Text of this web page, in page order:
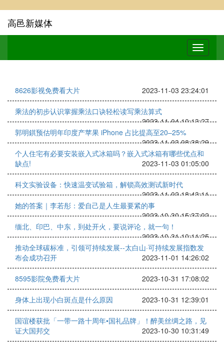
高邑新媒体
8626影视免费看大片 2023-11-03 23:24:01
乘法的初步认识掌握乘法口诀轻松读写乘法算式
2023-11-04 10:13:27
郭明錤预估明年印度产苹果 iPhone 占比提高至20–25%
2023-11-03 08:38:29
个人住宅有必要安装嵌入式冰箱吗？嵌入式冰箱有哪些优点和
缺点!
2023-11-03 01:05:00
科文实验设备：快速温变试验箱，解锁高效测试新时代
2023-11-02 18:43:11
她的答案｜李若彤：爱自己是人生最要紧的事
2023-10-30 15:37:02
缅北、印巴、中东，到处开火，要说评论，就一句！
2023-10-31 10:11:25
推动全球碳标准，引领可持续发展--太白山·可持续发展指数发
布会成功召开
2023-11-01 14:26:02
8595影院免费看大片 2023-10-31 17:08:02
身体上出现小白斑点是什么原因 2023-10-31 12:39:01
国谊楼获批「一带一路十周年•国礼品牌」！醉美丝绸之路，见
证大国邦交
2023-10-30 10:31:49